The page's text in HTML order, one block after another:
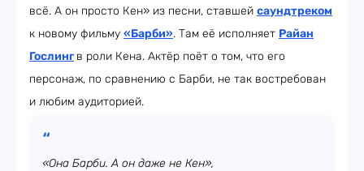
всё. А он просто Кен» из песни, ставшей саундтреком
к новому фильму «Барби». Там её исполняет Райан
Гослинг в роли Кена. Актёр поёт о том, что его
персонаж, по сравнению с Барби, не так востребован
и любим аудиторией.
«Она Барби. А он даже не Кен»,